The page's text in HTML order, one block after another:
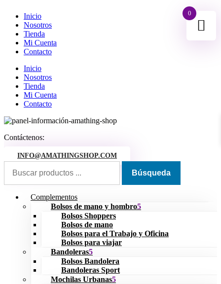
Inicio
Nosotros
Tienda
Mi Cuenta
Contacto
Inicio
Nosotros
Tienda
Mi Cuenta
Contacto
Contáctenos:
INFO@AMATHINGSHOP.COM
Complementos
Bolsos de mano y hombro
Bolsos Shoppers
Bolsos de mano
Bolsos para el Trabajo y Oficina
Bolsos para viajar
Bandoleras
Bolsos Bandolera
Bandoleras Sport
Mochilas Urbanas
0